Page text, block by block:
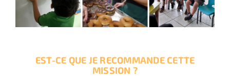
EST-CE QUE JE RECOMMANDE CETTE
MISSION ?